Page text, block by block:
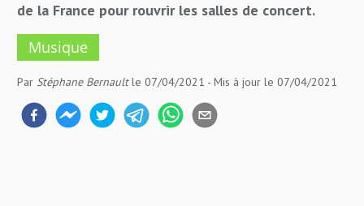
de la France pour rouvrir les salles de concert.
Musique
Par Stéphane Bernault le 07/04/2021 - Mis à jour le 07/04/2021